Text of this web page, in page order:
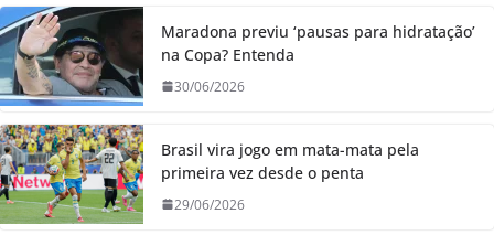
Maradona previu ‘pausas para hidratação’
na Copa? Entenda
30/06/2026
Brasil vira jogo em mata-mata pela
primeira vez desde o penta
29/06/2026